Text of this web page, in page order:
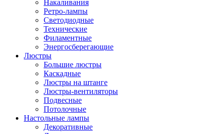
Накаливания
Ретро-лампы
Светодиодные
Технические
Филаментные
Энергосберегающие
Люстры
Большие люстры
Каскадные
Люстры на штанге
Люстры-вентиляторы
Подвесные
Потолочные
Настольные лампы
Декоративные